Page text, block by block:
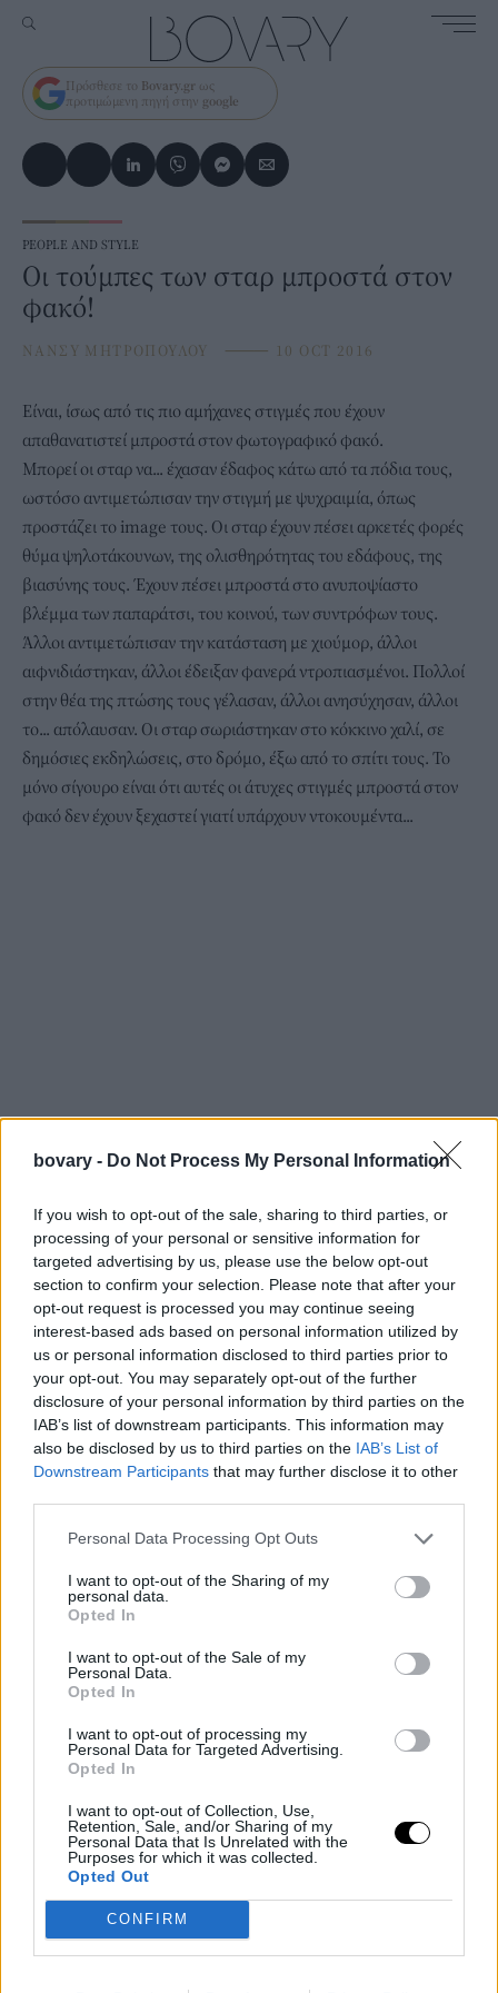
bovary - Do Not Process My Personal Information
If you wish to opt-out of the sale, sharing to third parties, or
processing of your personal or sensitive information for
targeted advertising by us, please use the below opt-out
section to confirm your selection. Please note that after your
opt-out request is processed you may continue seeing
interest-based ads based on personal information utilized by
us or personal information disclosed to third parties prior to
your opt-out. You may separately opt-out of the further
disclosure of your personal information by third parties on the
IAB’s list of downstream participants. This information may
also be disclosed by us to third parties on the IAB’s List of
Downstream Participants that may further disclose it to other
Personal Data Processing Opt Outs
I want to opt-out of the Sharing of my
personal data.
Opted In
I want to opt-out of the Sale of my
Personal Data.
Opted In
I want to opt-out of processing my
Personal Data for Targeted Advertising.
Opted In
I want to opt-out of Collection, Use,
Retention, Sale, and/or Sharing of my
Personal Data that Is Unrelated with the
Purposes for which it was collected.
Opted Out
CONFIRM
Πρόσθεσε το Bovary.gr ως
προτιμώμενη πηγή στην google
PEOPLE AND STYLE
Οι τούμπες των σταρ μπροστά στον
φακό!
ΝΑΝΣΥ ΜΗΤΡΟΠΟΥΛΟΥ ⸻ 10 OCT 2016
Είναι, ίσως από τις πιο αμήχανες στιγμές που έχουν
απαθανατιστεί μπροστά στον φωτογραφικό φακό.
Μπορεί οι σταρ να... έχασαν έδαφος κάτω από τα πόδια τους,
ωστόσο αντιμετώπισαν την στιγμή με ψυχραιμία, όπως
προστάζει το image τους. Οι σταρ έχουν πέσει αρκετές φορές
θύμα ψηλοτάκουνων, της ολισθηρότητας του εδάφους, της
βιασύνης τους. Έχουν πέσει μπροστά στο ανυποψίαστο
βλέμμα των παπαράτσι, του κοινού, των συντρόφων τους.
Άλλοι αντιμετώπισαν την κατάσταση με χιούμορ, άλλοι
αιφνιδιάστηκαν, άλλοι έδειξαν φανερά ντροπιασμένοι. Πολλοί
στην θέα της πτώσης τους γέλασαν, άλλοι ανησύχησαν, άλλοι
το... απόλαυσαν. Οι σταρ σωριάστηκαν στο κόκκινο χαλί, σε
δημόσιες εκδηλώσεις, στο δρόμο, έξω από το σπίτι τους. Το
μόνο σίγουρο είναι ότι αυτές οι άτυχες στιγμές μπροστά στον
φακό δεν έχουν ξεχαστεί γιατί υπάρχουν ντοκουμέντα...
Κάρμεν Ηλέκτρα
Ντέιβιντ Μπέκαμ
Έμμα Τόμσον
Σάντρα Μπούλοκ
Τζένιφερ Λόρενς
Τζέσικα Σίμπσον
Ναόμι Κάμπελ
Εύα Λονγκόρια